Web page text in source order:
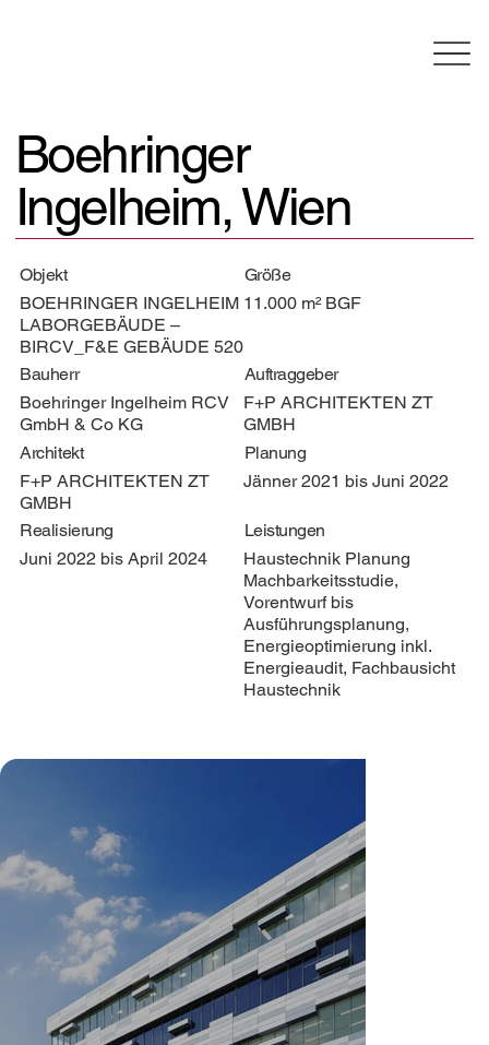
Boehringer
Ingelheim, Wien
BOEHRINGER INGELHEIM
LABORGEBÄUDE –
BIRCV_F&E GEBÄUDE 520
Objekt
11.000 m² BGF
Größe
Boehringer Ingelheim RCV
GmbH & Co KG
Bauherr
F+P ARCHITEKTEN ZT
GMBH
Auftraggeber
F+P ARCHITEKTEN ZT
GMBH
Architekt
Jänner 2021 bis Juni 2022
Planung
Juni 2022 bis April 2024
Realisierung
Haustechnik Planung
Machbarkeitsstudie,
Vorentwurf bis
Ausführungsplanung,
Energieoptimierung inkl.
Energieaudit, Fachbausicht
Haustechnik
Leistungen